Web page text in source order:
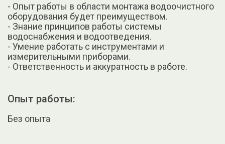
- Опыт работы в области монтажа водоочистного
оборудования будет преимуществом.
- Знание принципов работы системы
водоснабжения и водоотведения.
- Умение работать с инструментами и
измерительными приборами.
- Ответственность и аккуратность в работе.
Опыт работы:
Без опыта